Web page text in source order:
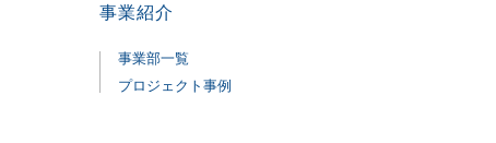
事業紹介
事業部一覧
プロジェクト事例